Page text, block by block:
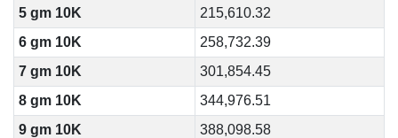
5 gm 10K
215,610.32
6 gm 10K
258,732.39
7 gm 10K
301,854.45
8 gm 10K
344,976.51
9 gm 10K
388,098.58